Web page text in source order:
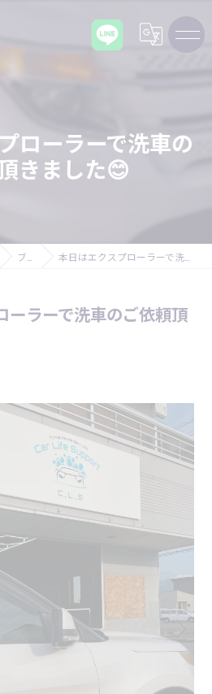
ローラーで洗車の
きました😊
ブログ 本日はエクスプローラーで洗車のご依頼頂きました😊
ーラーで洗車のご依頼頂